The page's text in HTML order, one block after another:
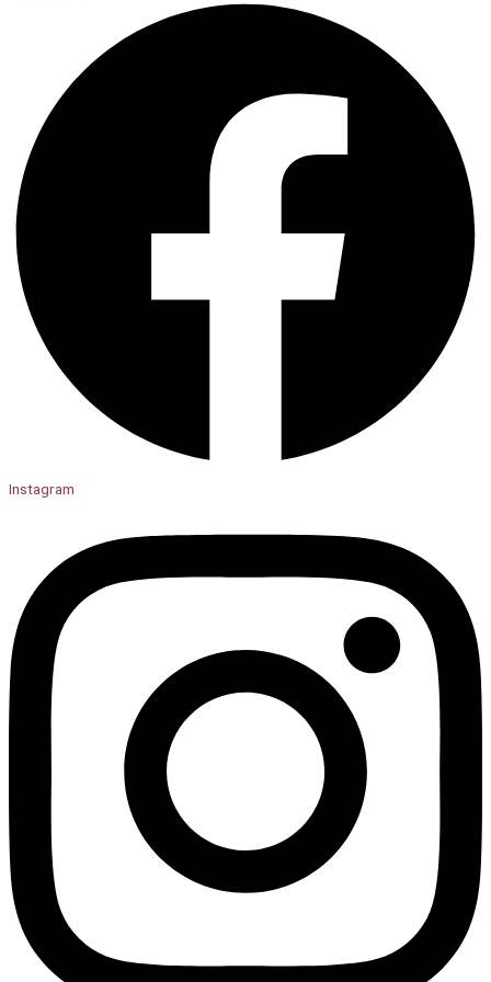
M90home không chỉ bán sản phẩm, mà còn đồng hành cùng
khách hàng trong
toàn bộ hành trình hoàn thiện căn bếp
từ thiết kế, chọn phụ kiện, đến bảo trì sau lắp đặt.
Nâng tầm không gian bếp Việt cùng Eurogold &
M90home
Một căn bếp đẹp không chỉ nhờ vật liệu gỗ, đá hay màu sơn,
mà còn bởi
sự tiện nghi và tinh tế trong từng chi tiết phụ
kiện
Với
, bạn không chỉ sở hữu những
món đồ bền đẹp mà còn nâng cao trải nghiệm sống mỗi ngày.
M90home
– đại lý phân phối chính thức Eurogold tại Việt
Nam – cam kết mang đến cho bạn
sản phẩm chính hãng, giá
tốt và dịch vụ tận tâm nhất.
https://m90home.com/
Facebook:
M90home – Giải pháp phụ kiện nội thất thông minh & bền
đẹp cho ngôi nhà Việt.
Instagram